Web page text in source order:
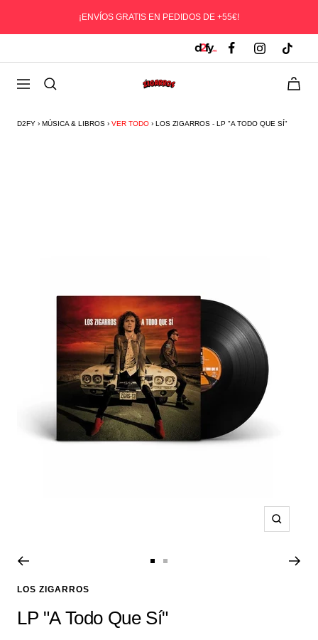
¡ENVÍOS GRATIS EN PEDIDOS DE +55€!
Navegación
D2fy
Direct
D2FY › MÚSICA & LIBROS › VER TODO › LOS ZIGARROS - LP "A TODO QUE SÍ"
Zoom
diapositiva
diapositiva
LOS ZIGARROS
LP "A Todo Que Sí"